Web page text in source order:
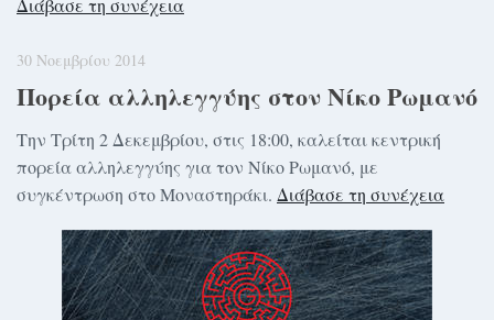
30 Νοεμβρίου 2014
Πορεία αλληλεγγύης στον Νίκο Ρωμανό
Την Τρίτη 2 Δεκεμβρίου, στις 18:00, καλείται κεντρική
πορεία αλληλεγγύης για τον Νίκο Ρωμανό, με
συγκέντρωση στο Μοναστηράκι. Διάβασε τη συνέχεια